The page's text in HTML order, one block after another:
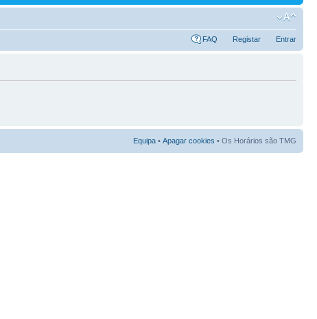
FAQ Registar Entrar
Equipa • Apagar cookies • Os Horários são TMG